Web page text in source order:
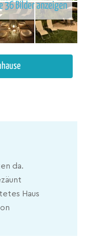
36 Bilder anzeigen
da.
Haus